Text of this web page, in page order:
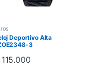
Deportivo Alta
3